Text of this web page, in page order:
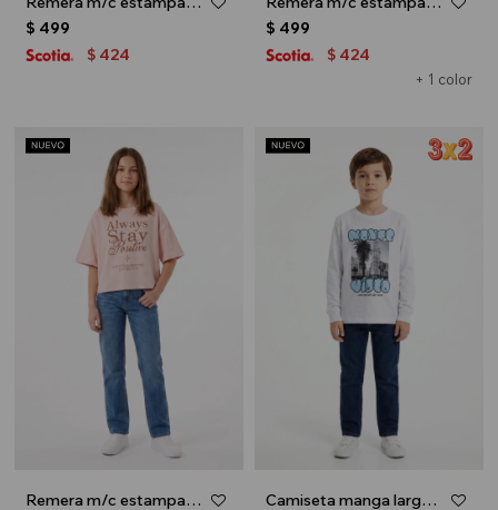
$ 499
$ 424
+ 1 color
$ 499
$ 424
Remera m/c estampa Stay Positive - Salmon Camiseta manga larga - Blanco y celeste